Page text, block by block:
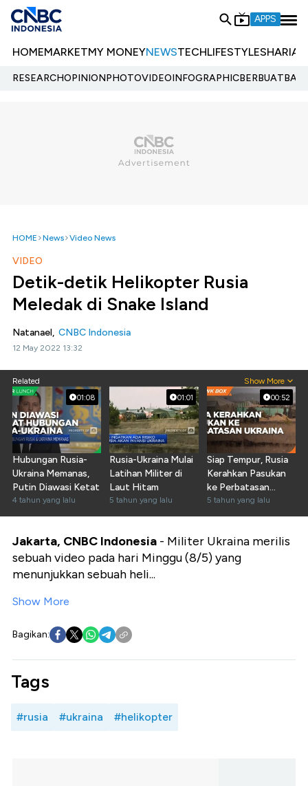
APPS
HOMEMARKETMY MONEYNEWSTECHLIFESTYLESHARIA
RESEARCHOPINIONPHOTOVIDEOINFOGRAPHIC
HOME News Video News
VIDEO
Detik-detik Helikopter Rusia
Meledak di Snake Island
Natanael, CNBC Indonesia
12 May 2022 13:32
Related Show More
01:08
Hubungan Rusia-
Ukraina Memanas,
Putin Diawasi Ketat
4 tahun yang lalu
01:01
Rusia-Ukraina Mulai
Latihan Militer di
Laut Hitam
5 tahun yang lalu
00:52
Siap Tempur, Rusia
Kerahkan Pasukan
ke Perbatasan
Ukraina
5 tahun yang lalu
Jakarta, CNBC Indonesia - Militer Ukraina merilis
sebuah video pada hari Minggu (8/5) yang
menunjukkan sebuah heli...
Show More
Bagikan:
Tags
#rusia #ukraina #helikopter